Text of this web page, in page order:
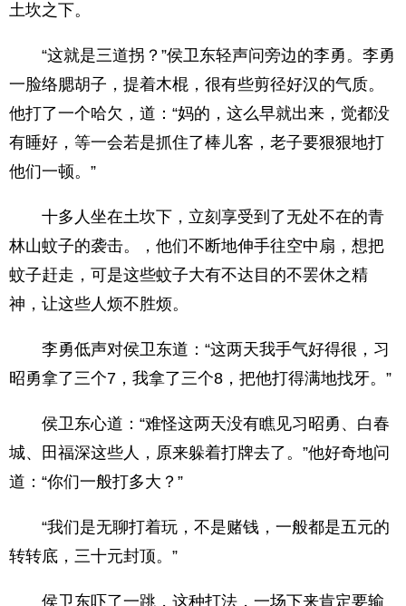
土坎之下。
“这就是三道拐？”侯卫东轻声问旁边的李勇。李勇
一脸络腮胡子，提着木棍，很有些剪径好汉的气质。
他打了一个哈欠，道：“妈的，这么早就出来，觉都没
有睡好，等一会若是抓住了棒儿客，老子要狠狠地打
他们一顿。”
十多人坐在土坎下，立刻享受到了无处不在的青
林山蚊子的袭击。，他们不断地伸手往空中扇，想把
蚊子赶走，可是这些蚊子大有不达目的不罢休之精
神，让这些人烦不胜烦。
李勇低声对侯卫东道：“这两天我手气好得很，习
昭勇拿了三个7，我拿了三个8，把他打得满地找牙。”
侯卫东心道：“难怪这两天没有瞧见习昭勇、白春
城、田福深这些人，原来躲着打牌去了。”他好奇地问
道：“你们一般打多大？”
“我们是无聊打着玩，不是赌钱，一般都是五元的
转转底，三十元封顶。”
侯卫东吓了一跳，这种打法，一场下来肯定要输